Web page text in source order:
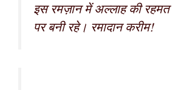
इस रमज़ान में अल्लाह की
पर बनी रहे। रमादान करीम!